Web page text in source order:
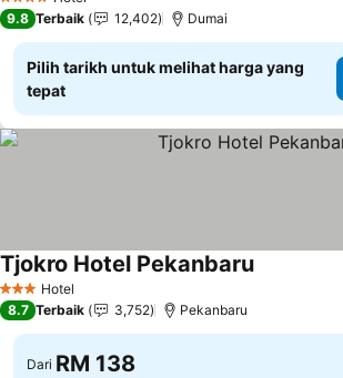
4 Bintang
9.8 Terbaik 12,402 Dumai
Pilih tarikh untuk melihat harga yang
tepat
3 BintangHotel
Tjokro Hotel Pekanbaru
8.7 Terbaik 3,752 Pekanbaru
Dari RM 138